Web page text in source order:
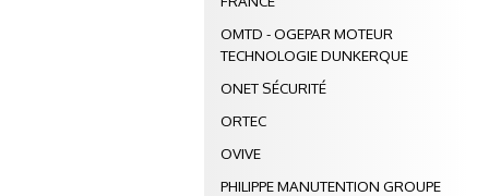
OMTD - OGEPAR MOTEUR
TECHNOLOGIE DUNKERQUE
ONET SÉCURITÉ
ORTEC
OVIVE
PHILIPPE MANUTENTION GROUPE